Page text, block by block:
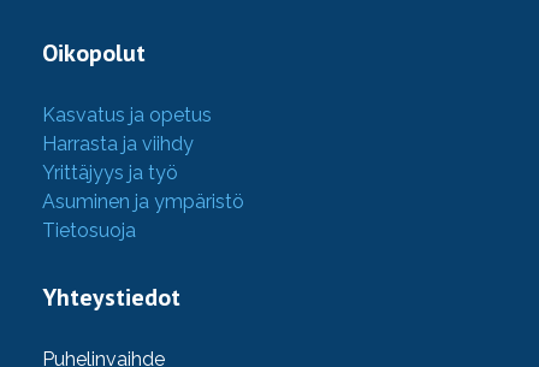
Oikopolut
Kasvatus ja opetus
Harrasta ja viihdy
Yrittäjyys ja työ
Asuminen ja ympäristö
Tietosuoja
Yhteystiedot
Puhelinvaihde